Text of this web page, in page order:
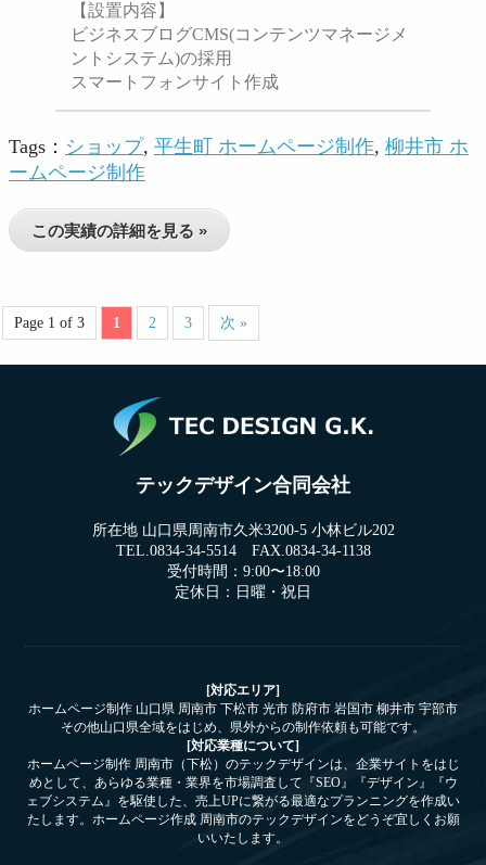
【設置内容】
ビジネスブログCMS(コンテンツマネージメ
ントシステム)の採用
スマートフォンサイト作成
Tags： ショップ, 平生町 ホームページ制作, 柳井市 ホ
ームページ制作
この実績の詳細を見る »
Page 1 of 3 1 2 3 次 »
テックデザイン合同会社
所在地 山口県周南市久米3200-5 小林ビル202
TEL.0834-34-5514 FAX.0834-34-1138
受付時間：9:00〜18:00
定休日：日曜・祝日
[対応エリア]
ホームページ制作 山口県 周南市 下松市 光市 防府市 岩国市 柳井市 宇部市
その他山口県全域をはじめ、県外からの制作依頼も可能です。
[対応業種について]
ホームページ制作 周南市（下松）のテックデザインは、企業サイトをはじ
めとして、あらゆる業種・業界を市場調査して『SEO』『デザイン』『ウ
ェブシステム』を駆使した、売上UPに繋がる最適なプランニングを作成い
たします。ホームページ作成 周南市のテックデザインをどうぞ宜しくお願
いいたします。